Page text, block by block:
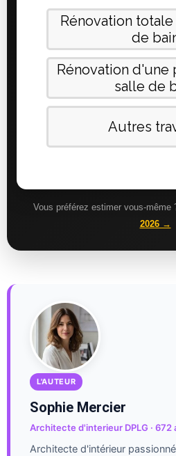
Vous préférez estimer vous-même
2026 →
L'AUTEUR
Sophie Mercier
Architecte d'interieur DPLG · 672
Architecte d'intérieur